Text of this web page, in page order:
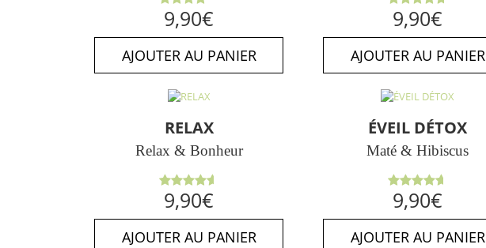
Note
4.00
sur 5
9,90€
AJOUTER AU PANIER
Note
4.71sur
5
9,90€
AJOUTER AU PANIER
RELAX
Relax & Bonheur
Note
4.63sur
5
9,90€
AJOUTER AU PANIER
ÉVEIL DÉTOX
Maté & Hibiscus
Note
4.67sur
5
9,90€
AJOUTER AU PANIER